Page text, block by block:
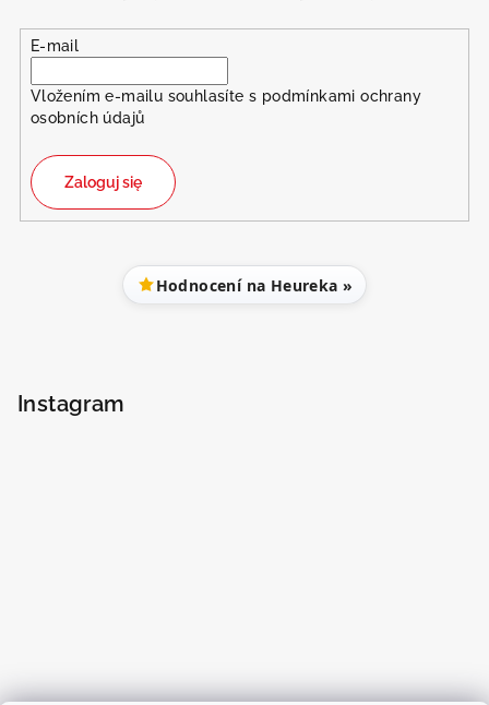
E-mail
Vložením e-mailu souhlasíte s podmínkami ochrany
osobních údajů
Zaloguj się
Hodnocení na Heureka »
Instagram